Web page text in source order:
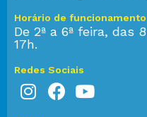
Horário de funcionamento
De 2ª a 6ª feira, das
17h.
Redes Sociais